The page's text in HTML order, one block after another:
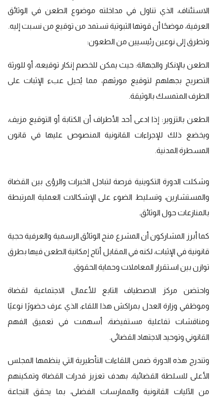
الاستئناف، الذي تناول في مداخلته موضوع الطعن في الوثائق
العرفية، موضحًا أن قوتها الثبوتية تستمد من توقيع من نسبت إليه.
وتطرق إلى نوعين رئيسيين من الطعون:
الطعن بالإنكار والجهالة: حيث يمكن للخصم إنكار توقيعه، أو للورثة
التصريح بجهلهم لتوقيع مورثهم، مما يُحيل عبء الإثبات على
الطرف المتمسك بالوثيقة.
الطعن بالتزوير: إذا ادعى أحد الأطراف أن الكتابة أو التوقيع مزيف،
ويخضع ذلك للإجراءات القانونية المنصوص عليها في قانون
المسطرة المدنية.
وشكلت الدورة التكوينية فرصة لتبادل الخبرات والرؤى بين القضاة
والمستشارين، وتسليط الضوء على الإشكالات العملية المرتبطة
بالمنازعات حول الوثائق.
كما أبرز المشاركون أن المشرع منح الوثائق الرسمية والعرفية حجية
قانونية في الإثبات، لكنه في المقابل أتاح إمكانية الطعن فيها بطرق
توازن بين استقرار المعاملات وحماية الحقوق.
واحتضن مركز الاصطياف التابع للأعمال الاجتماعية لقضاة
وموظفي وزارة العدل بمراكش هذا اللقاء، الذي عرف حضورًا نوعيًا
ومناقشات تفاعلية مستفيضة، أسهمت في تعميق الفهم
القانوني وتوحيد الاجتهاد القضائي.
وتندرج هذه الدورة ضمن اللقاءات التأطيرية التي ينظمها المجلس
الأعلى للسلطة القضائية، بهدف تعزيز قدرات القضاة وتمكينهم
من الآليات القانونية والممارسات الفضلى، بما يحقق النجاعة